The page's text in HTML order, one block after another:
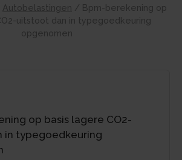
Autobelastingen / Bpm-berekening op
uitstoot dan in typegoedkeuring
opgenomen
op basis lagere CO2-
in typegoedkeuring